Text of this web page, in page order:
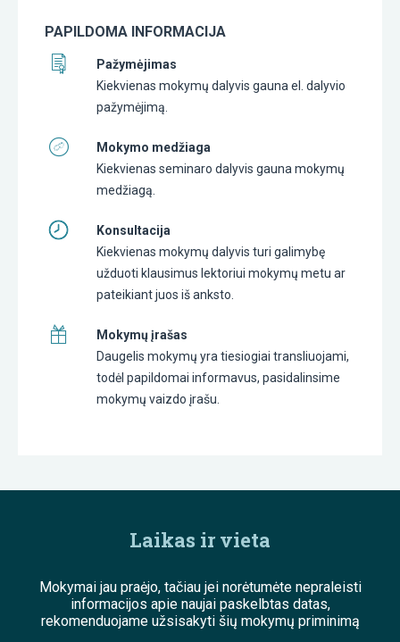
PAPILDOMA INFORMACIJA
Pažymėjimas
Kiekvienas mokymų dalyvis gauna el. dalyvio
pažymėjimą.
Mokymo medžiaga
Kiekvienas seminaro dalyvis gauna mokymų
medžiagą.
Konsultacija
Kiekvienas mokymų dalyvis turi galimybę
užduoti klausimus lektoriui mokymų metu ar
pateikiant juos iš anksto.
Mokymų įrašas
Daugelis mokymų yra tiesiogiai transliuojami,
todėl papildomai informavus, pasidalinsime
mokymų vaizdo įrašu.
Laikas ir vieta
Mokymai jau praėjo, tačiau jei norėtumėte nepraleisti
informacijos apie naujai paskelbtas datas,
rekomenduojame užsisakyti šių mokymų priminimą